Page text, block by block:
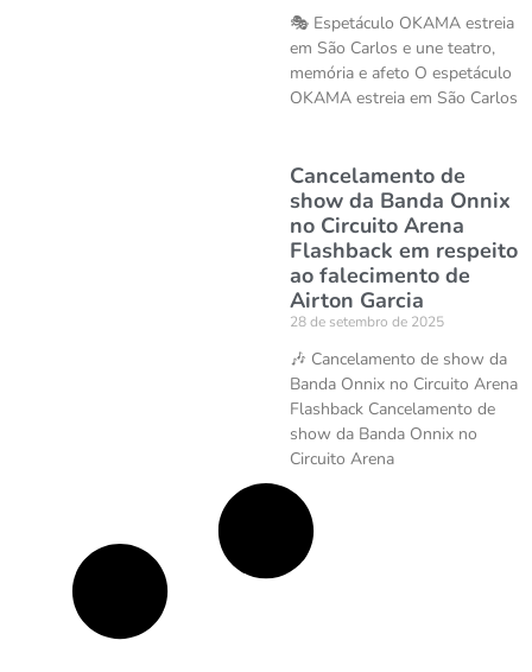
🎭 Espetáculo OKAMA estreia
em São Carlos e une teatro,
memória e afeto O espetáculo
OKAMA estreia em São Carlos
Cancelamento de
show da Banda Onnix
no Circuito Arena
Flashback em respeito
ao falecimento de
Airton Garcia
28 de setembro de 2025
🎶 Cancelamento de show da
Banda Onnix no Circuito Arena
Flashback Cancelamento de
show da Banda Onnix no
Circuito Arena